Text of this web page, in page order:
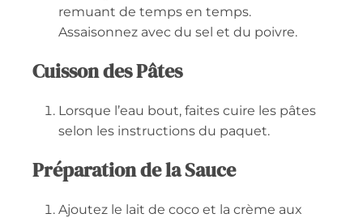
remuant de temps en temps.
Assaisonnez avec du sel et du poivre.
Cuisson des Pâtes
Lorsque l’eau bout, faites cuire les pâtes
selon les instructions du paquet.
Préparation de la Sauce
Ajoutez le lait de coco et la crème aux